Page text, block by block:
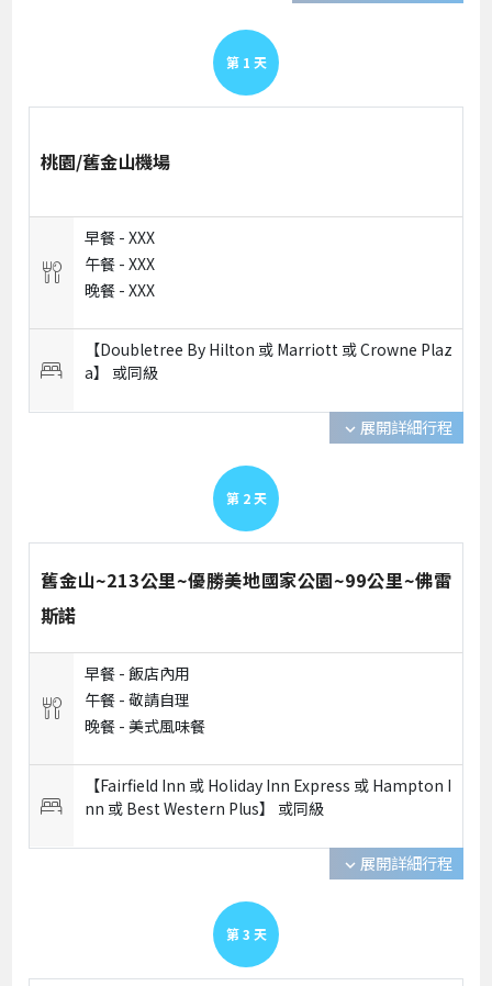
第 1 天
桃園/舊金山機場
早餐 -XXX
午餐 -XXX
晚餐 -XXX
【Doubletree By Hilton 或 Marriott 或 Crowne Plaz
a】 或同級
expand_more 展開詳細行程
第 2 天
舊金山~213公里~優勝美地國家公園~99公里~佛雷
斯諾
早餐 -飯店內用
午餐 -敬請自理
晚餐 -美式風味餐
【Fairfield Inn 或 Holiday Inn Express 或 Hampton I
nn 或 Best Western Plus】 或同級
expand_more 展開詳細行程
第 3 天